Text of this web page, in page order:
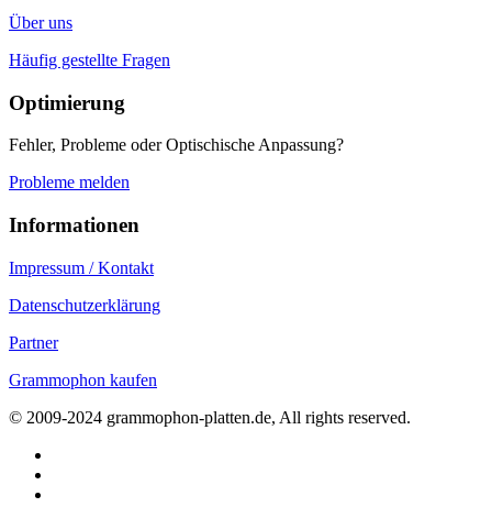
Über uns
Häufig gestellte Fragen
Optimierung
Fehler, Probleme oder Optischische Anpassung?
Probleme melden
Informationen
Impressum / Kontakt
Datenschutzerklärung
Partner
Grammophon kaufen
© 2009-2024 grammophon-platten.de, All rights reserved.